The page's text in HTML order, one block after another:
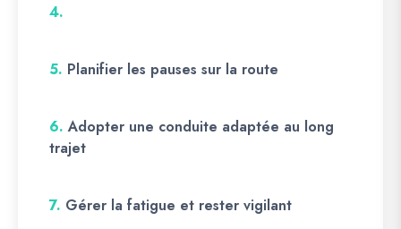
4.
5. Planifier les pauses sur la route
6. Adopter une conduite adaptée au long
trajet
7. Gérer la fatigue et rester vigilant